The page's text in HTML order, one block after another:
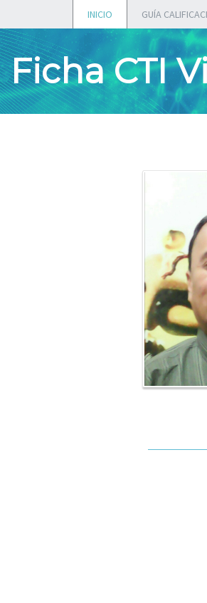
INICIO GUÍA
Ficha CTI